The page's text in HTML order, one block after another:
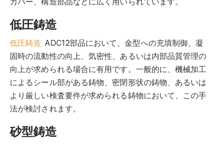
低圧鋳造
低圧鋳造 ADC12部品において、金型への充填制御、凝
固時の流動性の向上、気密性、あるいは内部品質管理の
向上が求められる場合に有用です。一般的に、機械加工
によるシール部がある鋳物、密閉形状の鋳物、あるいは
より厳しい検査要件が求められる鋳物において、この手
法が検討されます。
砂型鋳造